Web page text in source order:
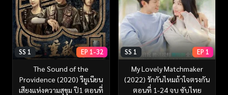
SS 1 EP 1-32
The Sound of the
Providence (2020) รียูเนียน
เสียงแห่งความสุขุม ปี1 ตอนที่
SS 1 EP 1
My Lovely Matchmaker
(2022) รักกันไหมถ้าใจตรงกัน
ตอนที่ 1-24 จบ ซับไทย